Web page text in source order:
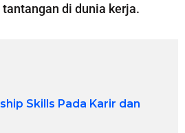
di dunia kerja.
Skills Pada Karir dan